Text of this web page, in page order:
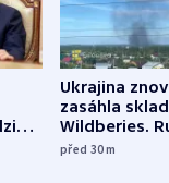
Ukrajina
zasáhla
Wildberies.
útočili v
před 30m